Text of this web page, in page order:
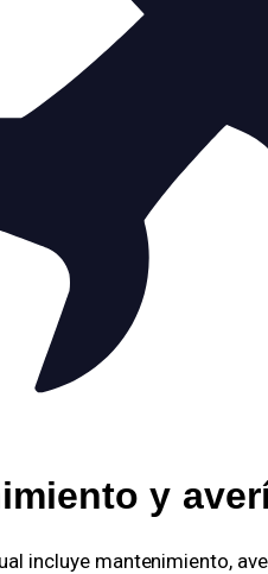
y
incluye mantenimiento,